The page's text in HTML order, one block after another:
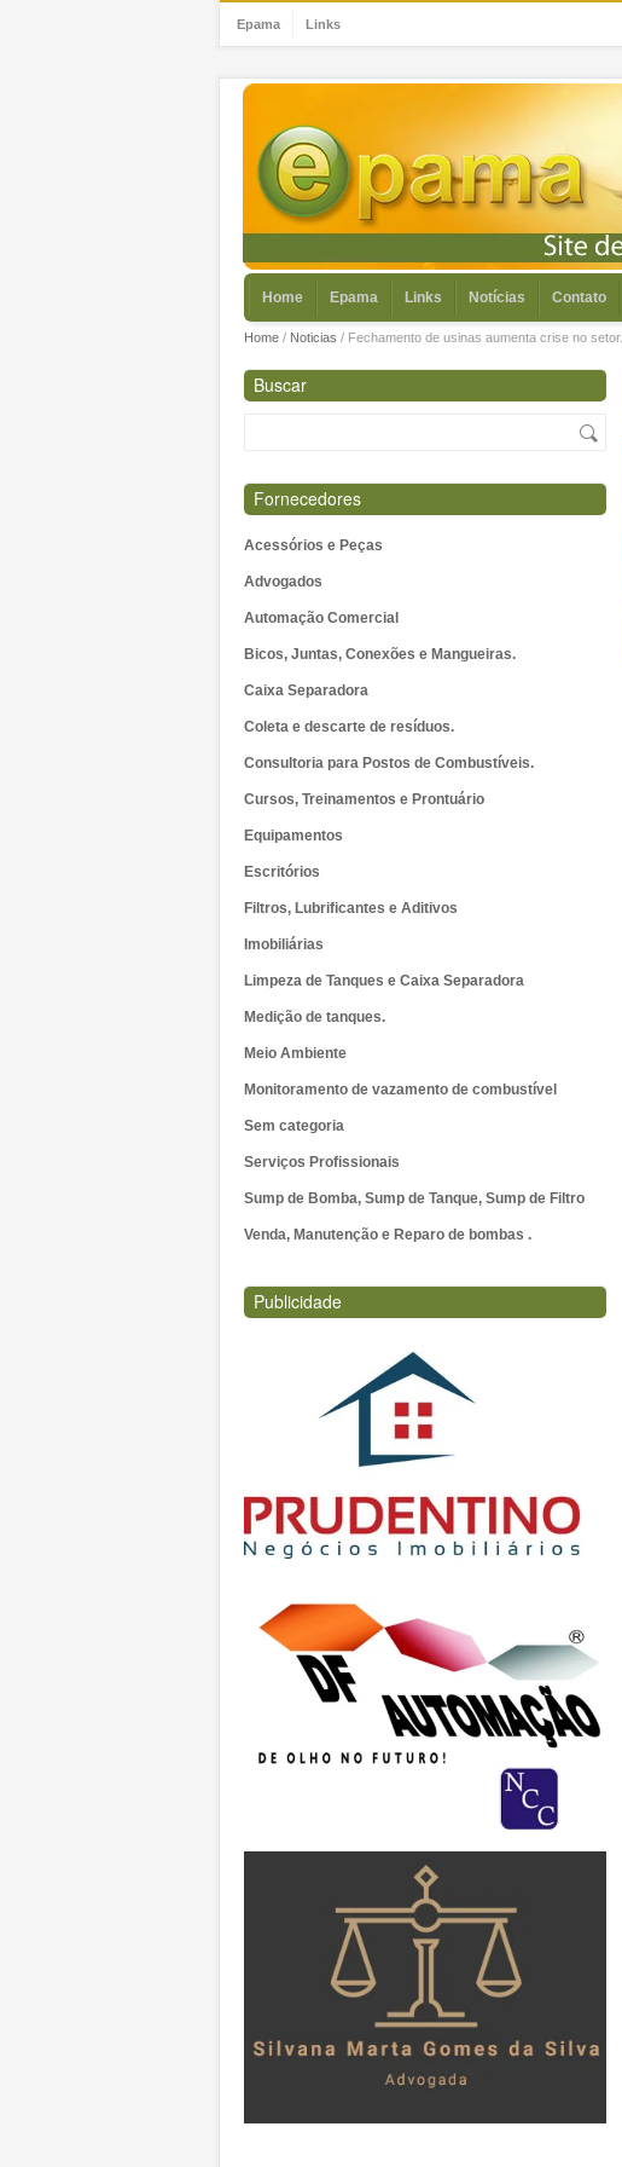
Epama Links
Home Epama Links Notícias Contato
Home/ Noticias / Fechamento de usinas aumenta crise no setor.
Buscar
Fornecedores
Acessórios e Peças
Advogados
Automação Comercial
Bicos, Juntas, Conexões e Mangueiras.
Caixa Separadora
Coleta e descarte de resíduos.
Consultoria para Postos de Combustíveis.
Cursos, Treinamentos e Prontuário
Equipamentos
Escritórios
Filtros, Lubrificantes e Aditivos
Imobiliárias
Limpeza de Tanques e Caixa Separadora
Medição de tanques.
Meio Ambiente
Monitoramento de vazamento de combustível
Sem categoria
Serviços Profissionais
Sump de Bomba, Sump de Tanque, Sump de Filtro
Venda, Manutenção e Reparo de bombas .
Publicidade